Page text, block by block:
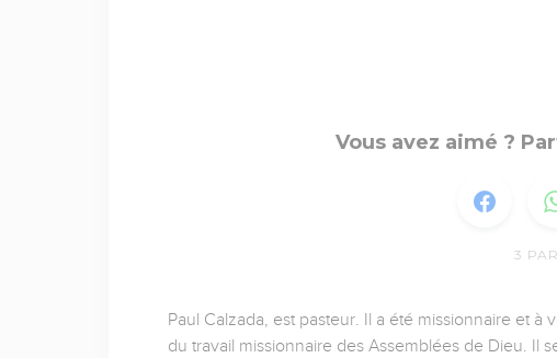
Vous avez aimé ?
3
Paul Calzada, est pasteur. Il a été missionnaire et
du travail missionnaire des Assemblées de Dieu. Il